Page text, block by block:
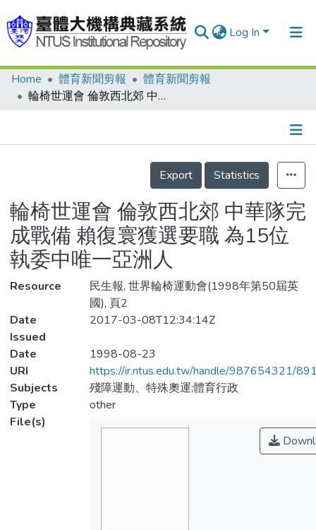
Log In
Communities & Collections
Statistics
Home 體育新聞剪報
體育新聞剪報
輪椅世運會 倫敦西北郊 中華隊完成戰備 賴復寰獲選要職 為15位執委中唯一亞洲人
Details
Export
Statistics
輪椅世運會 倫敦西北郊 中華隊完
成戰備 賴復寰獲選要職 為15位
執委中唯一亞洲人
Resource
民生報, 世界輪椅運動會(1998年第50屆英
國), 頁2
Date
Issued
2017-03-08T12:34:14Z
Date
1998-08-23
URI
https://ir.ntus.edu.tw/handle/987654321/
Subjects
殘障運動、特殊奧運;體育行政
Type
other
File(s)